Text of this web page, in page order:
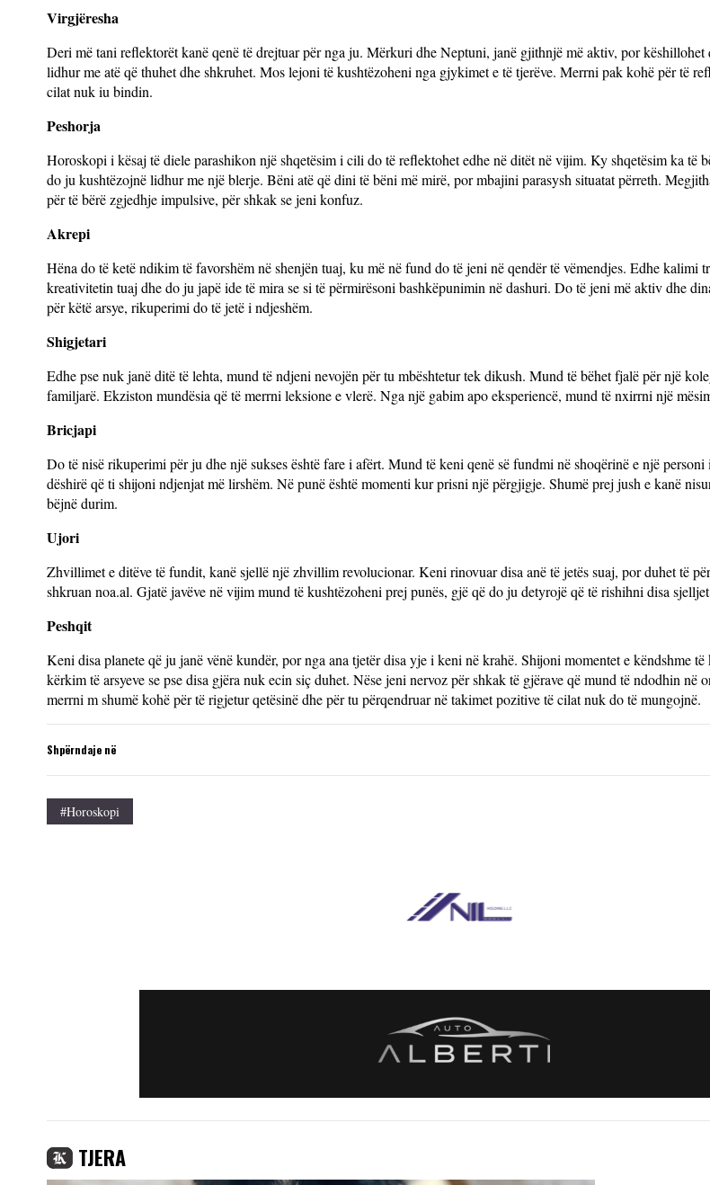
Virgjëresha
Deri më tani reflektorët kanë qenë të drejtuar për nga ju. Mërkuri dhe Neptuni, janë gjithnjë më aktiv, por këshillohet
lidhur me atë që thuhet dhe shkruhet. Mos lejoni të kushtëzoheni nga gjykimet e të tjerëve. Merrni pak kohë për të
cilat nuk iu bindin.
Peshorja
Horoskopi i kësaj të diele parashikon një shqetësim i cili do të reflektohet edhe në ditët në vijim. Ky shqetësim ka të
do ju kushtëzojnë lidhur me një blerje. Bëni atë që dini të bëni më mirë, por mbajini parasysh situatat përreth.
për të bërë zgjedhje impulsive, për shkak se jeni konfuz.
Akrepi
Hëna do të ketë ndikim të favorshëm në shenjën tuaj, ku më në fund do të jeni në qendër të vëmendjes. Edhe kalimi
kreativitetin tuaj dhe do ju japë ide të mira se si të përmirësoni bashkëpunimin në dashuri. Do të jeni më aktiv dhe
për këtë arsye, rikuperimi do të jetë i ndjeshëm.
Shigjetari
Edhe pse nuk janë ditë të lehta, mund të ndjeni nevojën për tu mbështetur tek dikush. Mund të bëhet fjalë për një
familjarë. Ekziston mundësia që të merrni leksione e vlerë. Nga një gabim apo eksperiencë, mund të nxirrni një
Bricjapi
Do të nisë rikuperimi për ju dhe një sukses është fare i afërt. Mund të keni qenë së fundmi në shoqërinë e një personi
dëshirë që ti shijoni ndjenjat më lirshëm. Në punë është momenti kur prisni një përgjigje. Shumë prej jush e kanë
bëjnë durim.
Ujori
Zhvillimet e ditëve të fundit, kanë sjellë një zhvillim revolucionar. Keni rinovuar disa anë të jetës suaj, por duhet të
shkruan noa.al. Gjatë javëve në vijim mund të kushtëzoheni prej punës, gjë që do ju detyrojë që të rishihni disa
Peshqit
Keni disa planete që ju janë vënë kundër, por nga ana tjetër disa yje i keni në krahë. Shijoni momentet e këndshme
kërkim të arsyeve se pse disa gjëra nuk ecin siç duhet. Nëse jeni nervoz për shkak të gjërave që mund të ndodhin në
merrni m shumë kohë për të rigjetur qetësinë dhe për tu përqendruar në takimet pozitive të cilat nuk do të mungojnë.
Shpërndaje në
#horoskopi
TJERA